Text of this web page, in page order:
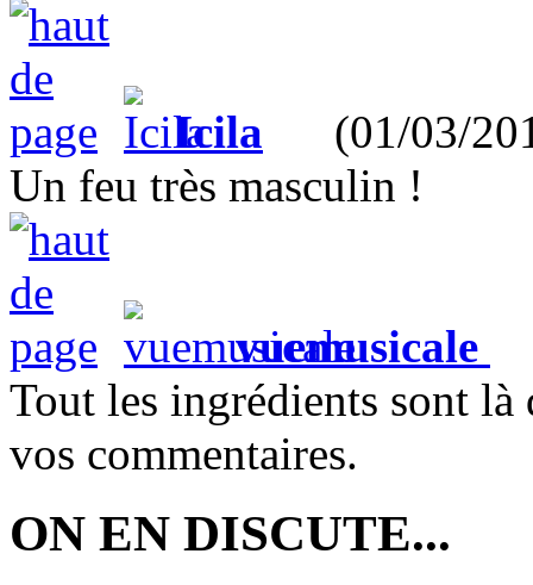
Icila (01/03/
Un feu très masculin !
vuemusicale
Tout les ingrédients sont là
vos commentaires.
ON EN DISCUTE...